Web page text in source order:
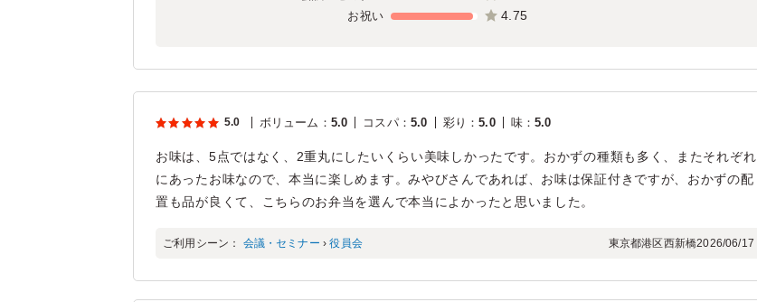
お祝い 4.75
5.0 ボリューム ： 5.0 コスパ： 5.0 彩り ：5.0 味：5.0
お味は、5点ではなく、2重丸にしたいくらい美味しかったです。おかずの種類も多く、またそれぞれ
にあったお味なので、本当に楽しめます。みやびさんであれば、お味は保証付きですが、おかずの配
置も品が良くて、こちらのお弁当を選んで本当によかったと思いました。
ご利用シーン： 会議・セミナー ›役員会 東京都港区西新橋2026/06/17